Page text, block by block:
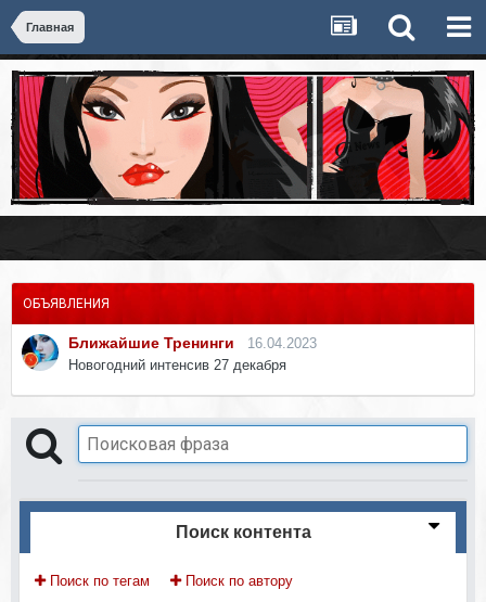
Главная
ОБЪЯВЛЕНИЯ
Ближайшие Тренинги
16.04.2023
Новогодний интенсив 27 декабря
Поиск контента
Поиск по тегам Поиск по автору